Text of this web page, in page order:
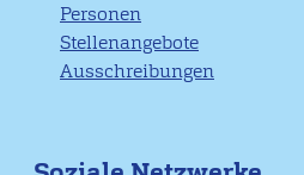
Personen
Stellenangebote
Ausschreibungen